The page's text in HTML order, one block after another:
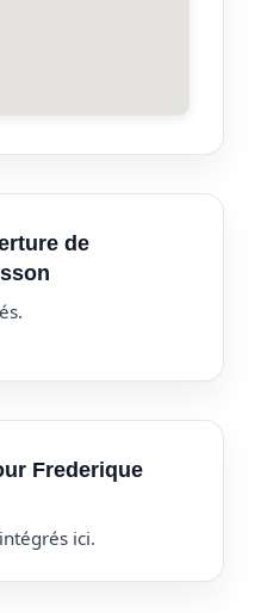
de
Frederique
ici.